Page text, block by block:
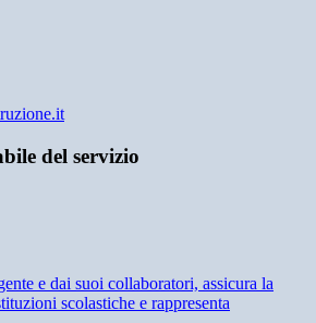
del servizio
e dai suoi collaboratori, assicura la
scolastiche e rappresenta